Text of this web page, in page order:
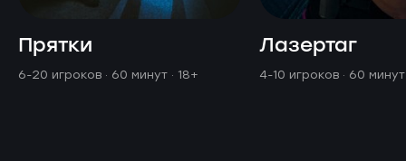
Прятки
6-20 игроков · 60 минут · 18+
Лазертаг
4-10 игроков · 60